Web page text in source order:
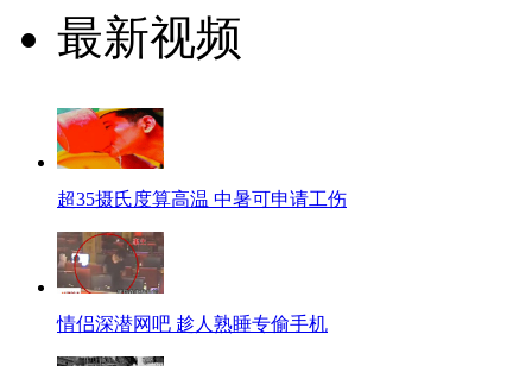
最新视频
超35摄氏度算高温 中暑可申请工伤
情侣深潜网吧 趁人熟睡专偷手机